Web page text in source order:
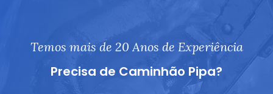
Temos mais de 20 Anos de Experiência
Precisa de Caminhão Pipa?